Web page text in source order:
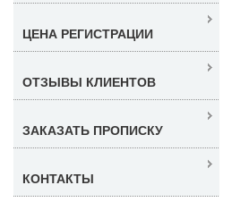
ЦЕНА РЕГИСТРАЦИИ
ОТЗЫВЫ КЛИЕНТОВ
ЗАКАЗАТЬ ПРОПИСКУ
КОНТАКТЫ